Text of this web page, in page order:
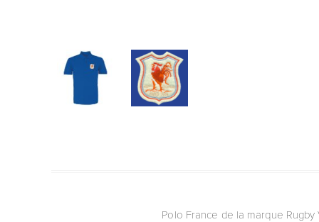
Polo France de la marque